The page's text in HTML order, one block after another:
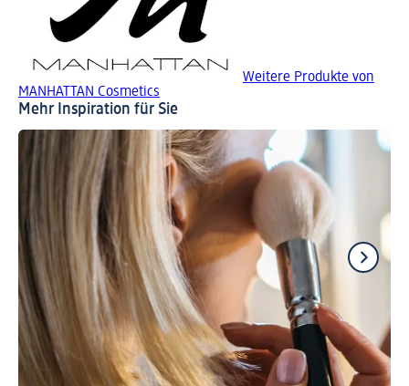
Weitere Produkte von
MANHATTAN Cosmetics
Mehr Inspiration für Sie